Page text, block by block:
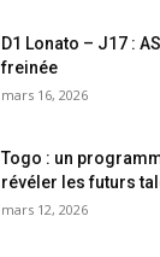
D1 Lonato – J17 :
freinée
mars 16, 2026
Togo : un
révéler les futurs
mars 12, 2026